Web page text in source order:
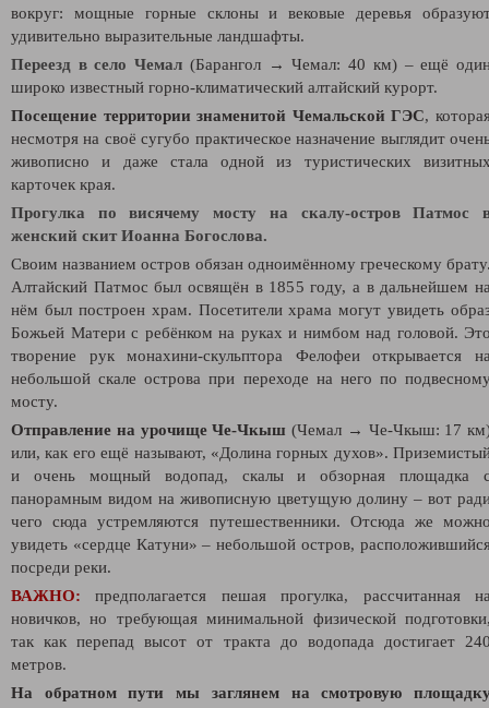
вокруг: мощные горные склоны и вековые деревья
удивительно выразительные ландшафты.
Переезд в село Чемал (Барангол → Чемал: 40 км) – ещё
широко известный горно-климатический алтайский курорт.
Посещение территории знаменитой Чемальской ГЭС,
несмотря на своё сугубо практическое назначение выглядит
живописно и даже стала одной из туристических
карточек края.
Прогулка по висячему мосту на скалу-остров Патмос
женский скит Иоанна Богослова.
Своим названием остров обязан одноимённому греческому
Алтайский Патмос был освящён в 1855 году, а в дальнейшем
нём был построен храм. Посетители храма могут увидеть
Божьей Матери с ребёнком на руках и нимбом над головой.
творение рук монахини-скульптора Фелофеи открывается
небольшой скале острова при переходе на него по
мосту.
Отправление на урочище Че-Чкыш (Чемал → Че-Чкыш: 17
или, как его ещё называют, «Долина горных духов».
и очень мощный водопад, скалы и обзорная площадка
панорамным видом на живописную цветущую долину – вот
чего сюда устремляются путешественники. Отсюда же
увидеть «сердце Катуни» – небольшой остров,
посреди реки.
ВАЖНО:
предполагается пешая прогулка, рассчитанная
новичков, но требующая минимальной физической
так как перепад высот от тракта до водопада достигает
метров.
На обратном пути мы заглянем на смотровую